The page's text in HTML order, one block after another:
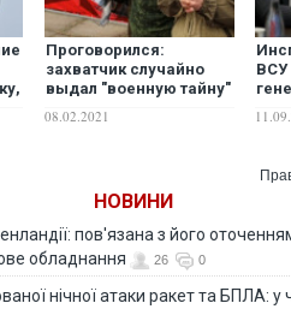
Проговорился:
захватчик случайно
выдал "военную тайну"
о "ДНР". ВИДЕО
08.02.2021
РФ
НОВИНИ
пов'язана з його
обладнання
26 0
нічної атаки ракет та БПЛА: